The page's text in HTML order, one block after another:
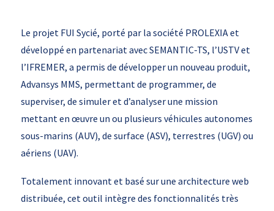
Le projet FUI Sycié, porté par la société PROLEXIA et
développé en partenariat avec SEMANTIC-TS, l’USTV et
l’IFREMER, a permis de développer un nouveau produit,
Advansys MMS, permettant de programmer, de
superviser, de simuler et d’analyser une mission
mettant en œuvre un ou plusieurs véhicules autonomes
sous-marins (AUV), de surface (ASV), terrestres (UGV) ou
aériens (UAV).
Totalement innovant et basé sur une architecture web
distribuée, cet outil intègre des fonctionnalités très